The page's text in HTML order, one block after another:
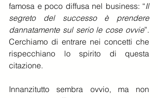
famosa e poco diffusa nel business: “Il
segreto del successo è prendere
dannatamente sul serio le cose ovvie”.
Cerchiamo di entrare nei concetti che
rispecchiano lo spirito di questa
citazione.
Innanzitutto sembra ovvio, ma non